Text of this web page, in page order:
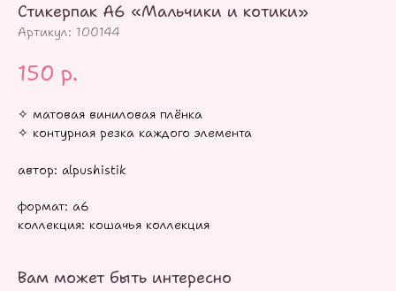
Стикерпак А6 «Мальчики и котики»
Артикул: 100144
150 р.
✧ матовая виниловая плёнка
✧ контурная резка каждого элемента
автор: alpushistik
формат: а6
коллекция: кошачья коллекция
Вам может быть интересно